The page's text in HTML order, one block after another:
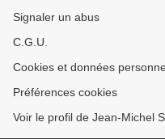
Signaler un abus
C.G.U.
Cookies et données
Préférences cookies
Voir le profil de Jean-Michel